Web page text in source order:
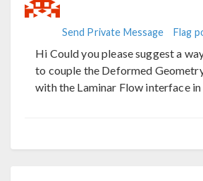
Send Private Message Flag
Hi Could you please suggest a
to couple the Deformed
with the Laminar Flow interface in